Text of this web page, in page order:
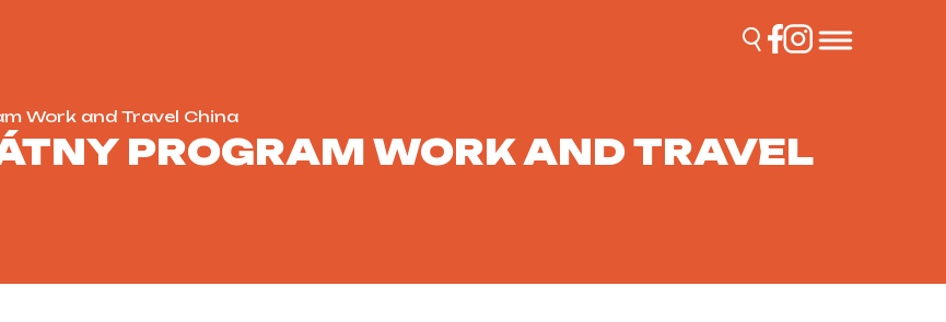
Work and Travel China
PROGRAM WORK AND TRAVEL